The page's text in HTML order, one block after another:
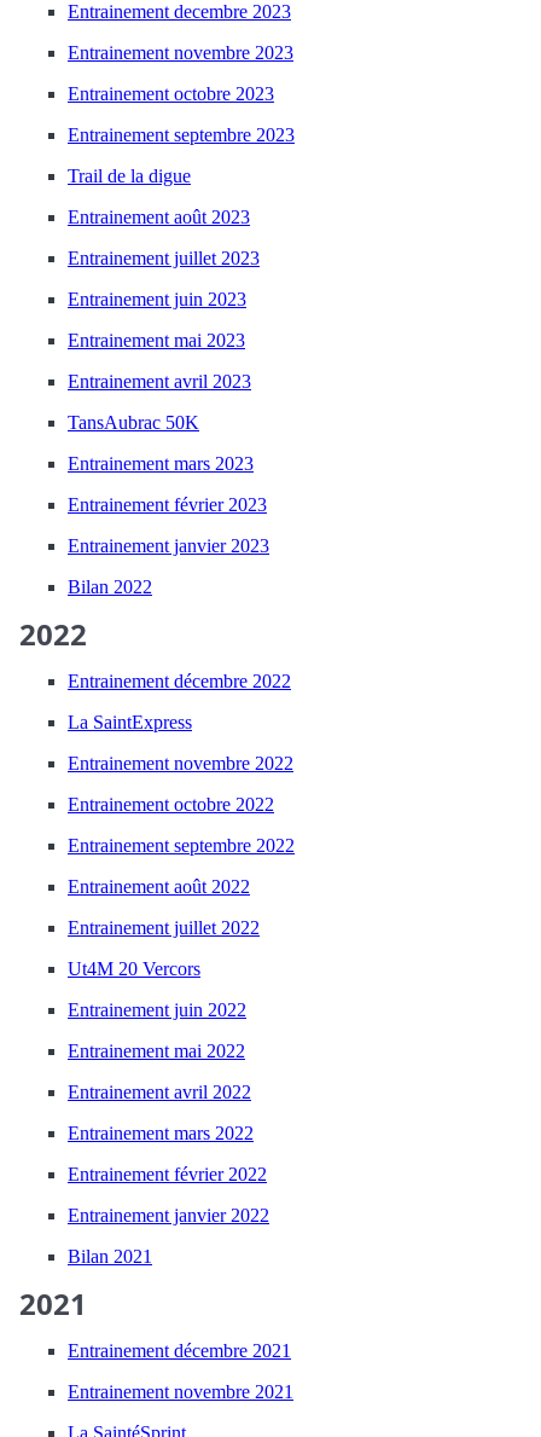
Entrainement decembre 2023
Entrainement novembre 2023
Entrainement octobre 2023
Entrainement septembre 2023
Trail de la digue
Entrainement août 2023
Entrainement juillet 2023
Entrainement juin 2023
Entrainement mai 2023
Entrainement avril 2023
TansAubrac 50K
Entrainement mars 2023
Entrainement février 2023
Entrainement janvier 2023
Bilan 2022
2022
Entrainement décembre 2022
La SaintExpress
Entrainement novembre 2022
Entrainement octobre 2022
Entrainement septembre 2022
Entrainement août 2022
Entrainement juillet 2022
Ut4M 20 Vercors
Entrainement juin 2022
Entrainement mai 2022
Entrainement avril 2022
Entrainement mars 2022
Entrainement février 2022
Entrainement janvier 2022
Bilan 2021
2021
Entrainement décembre 2021
Entrainement novembre 2021
La SaintéSprint